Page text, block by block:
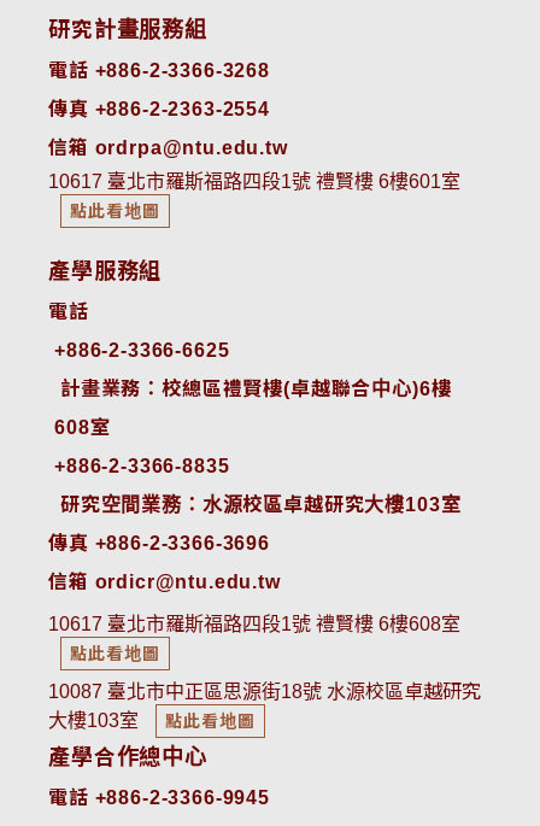
研究計畫服務組
電話 +886-2-3366-3268
傳真 +886-2-2363-2554
信箱 ordrpa@ntu.edu.tw
10617 臺北市羅斯福路四段1號 禮賢樓 6樓601室
點此看地圖
產學服務組
電話
+886-2-3366-6625
計畫業務：校總區禮賢樓(卓越聯合中心)6樓
608室
+886-2-3366-8835
研究空間業務：水源校區卓越研究大樓103室
傳真 +886-2-3366-3696
信箱 ordicr@ntu.edu.tw
10617 臺北市羅斯福路四段1號 禮賢樓 6樓608室
點此看地圖
10087 臺北市中正區思源街18號 水源校區卓越研究
大樓103室
點此看地圖
產學合作總中心
電話 +886-2-3366-9945